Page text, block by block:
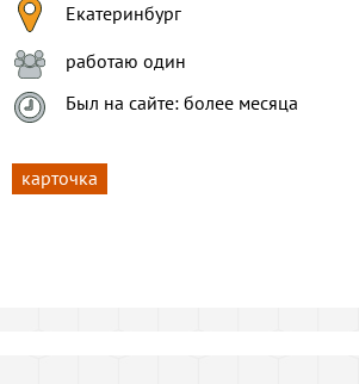
Екатеринбург
работаю один
Был на сайте: более месяца
карточка